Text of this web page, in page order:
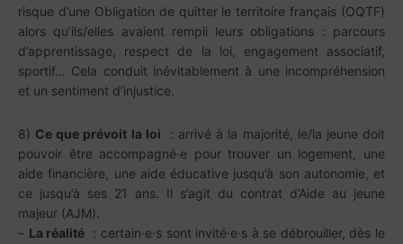
risque d’une Obligation de quitter le territoire français (OQTF)
alors qu’ils/elles avaient rempli leurs obligations : parcours
d’apprentissage, respect de la loi, engagement associatif,
sportif… Cela conduit inévitablement à une incompréhension
et un sentiment d’injustice.
8) Ce que prévoit la loi : arrivé à la majorité, le/la jeune doit
pouvoir être accompagné·e pour trouver un logement, une
aide financière, une aide éducative jusqu’à son autonomie, et
ce jusqu’à ses 21 ans. Il s’agit du contrat d’Aide au jeune
majeur (AJM).
– La réalité : certain·e·s sont invité·e·s à se débrouiller, dès le